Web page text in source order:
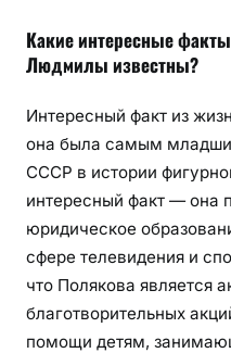
Какие интересные
Людмилы известны?
Интересный факт из
она была самым
СССР в истории
интересный факт — она
юридическое
сфере телевидения и
что Полякова является
благотворительных
помощи детям,